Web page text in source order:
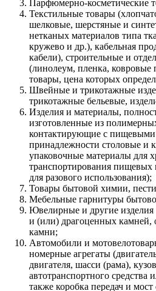
Парфюмерно-косметические
Текстильные товары
шелковые, шерстяные и
нетканых материалов типа
кружево и др.), кабельная
кабели), строительные и
(линолеум, пленка, ковровые
товары, цена которых
Швейные и трикотажные
трикотажные бельевые,
Изделия и материалы,
изготовленные из
контактирующие с пищевыми
принадлежности столовые и
упаковочные материалы для
транспортирования пищевых
для разового использования);
Товары бытовой химии,
Мебельные гарнитуры
Ювелирные и другие изделия
и (или) драгоценных камней,
камни;
Автомобили и
номерные агрегаты
двигателя, шасси (рама),
автотранспортного
также коробка передач и